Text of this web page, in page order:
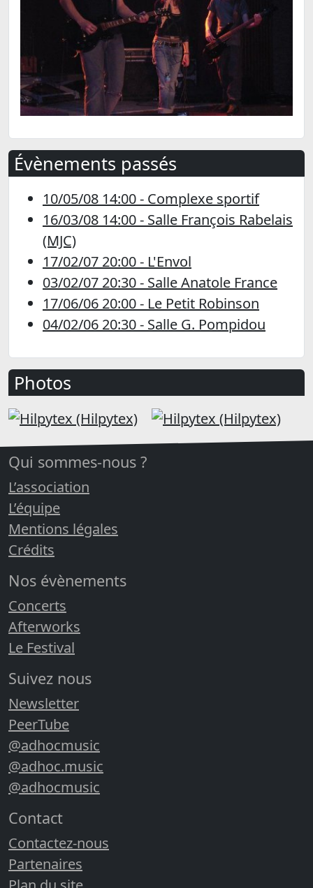
Évènements passés
10/05/08 14:00 - Complexe sportif
16/03/08 14:00 - Salle François Rabelais
(MJC)
17/02/07 20:00 - L'Envol
03/02/07 20:30 - Salle Anatole France
17/06/06 20:00 - Le Petit Robinson
04/02/06 20:30 - Salle G. Pompidou
Photos
Qui sommes-nous ?
L’association
L’équipe
Mentions légales
Crédits
Nos évènements
Concerts
Afterworks
Le Festival
Suivez nous
Newsletter
PeerTube
@adhocmusic
@adhoc.music
@adhocmusic
Contact
Contactez-nous
Partenaires